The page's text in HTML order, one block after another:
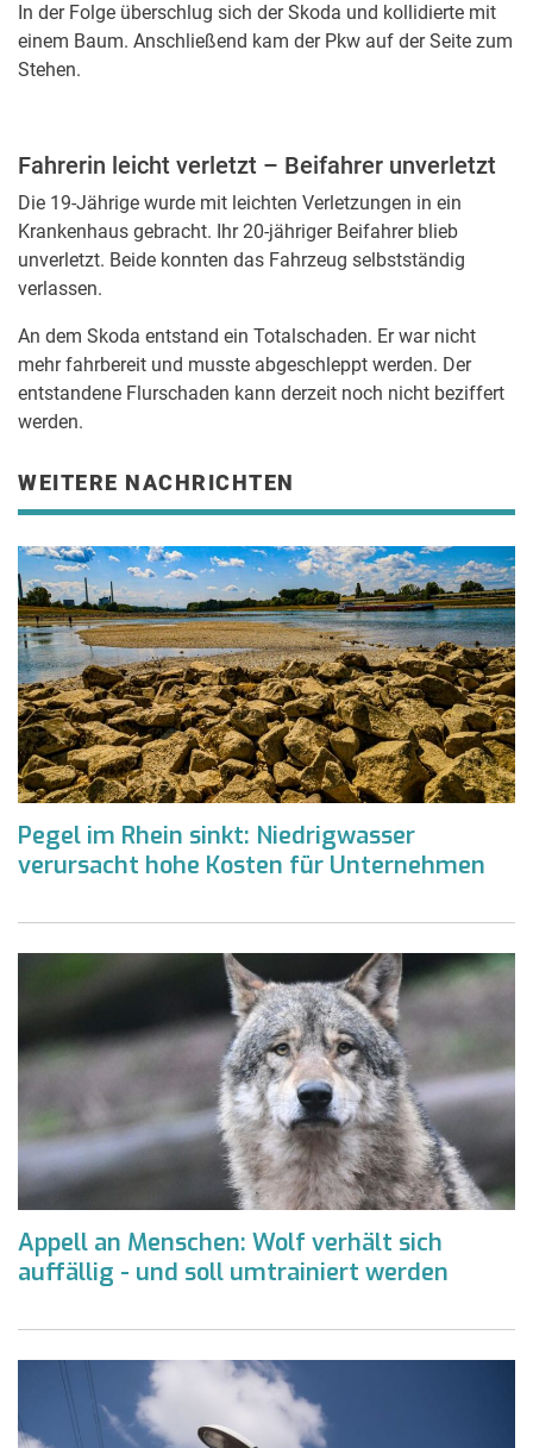
In der Folge überschlug sich der Skoda und kollidierte mit
einem Baum. Anschließend kam der Pkw auf der Seite zum
Stehen.
Fahrerin leicht verletzt – Beifahrer unverletzt
Die 19-Jährige wurde mit leichten Verletzungen in ein
Krankenhaus gebracht. Ihr 20-jähriger Beifahrer blieb
unverletzt. Beide konnten das Fahrzeug selbstständig
verlassen.
An dem Skoda entstand ein Totalschaden. Er war nicht
mehr fahrbereit und musste abgeschleppt werden. Der
entstandene Flurschaden kann derzeit noch nicht beziffert
werden.
WEITERE NACHRICHTEN
Pegel im Rhein sinkt: Niedrigwasser
verursacht hohe Kosten für Unternehmen
Appell an Menschen: Wolf verhält sich
auffällig - und soll umtrainiert werden